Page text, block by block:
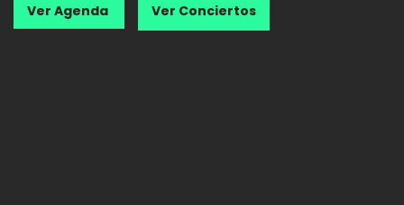
Ver Agenda Ver Conciertos